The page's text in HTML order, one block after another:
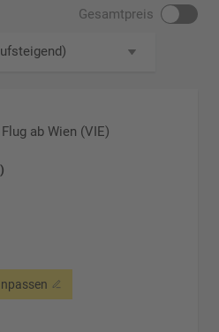
Gesamtpreis
Flug ab Wien (VIE)